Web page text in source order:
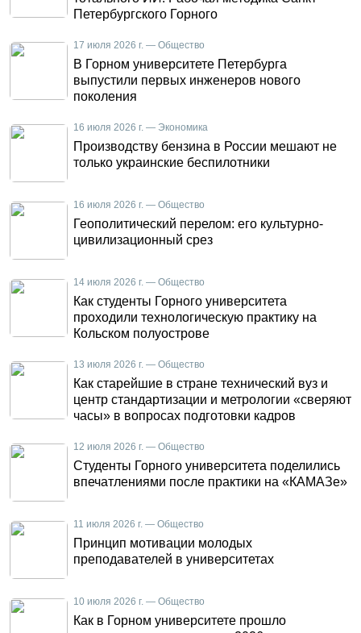
Петербургского Горного
17 июля 2026 г. — Общество
В Горном университете Петербурга
выпустили первых инженеров нового
поколения
16 июля 2026 г. — Экономика
Производству бензина в России мешают не
только украинские беспилотники
16 июля 2026 г. — Общество
Геополитический перелом: его культурно-
цивилизационный срез
14 июля 2026 г. — Общество
Как студенты Горного университета
проходили технологическую практику на
Кольском полуострове
13 июля 2026 г. — Общество
Как старейшие в стране технический вуз и
центр стандартизации и метрологии «сверяют
часы» в вопросах подготовки кадров
12 июля 2026 г. — Общество
Студенты Горного университета поделились
впечатлениями после практики на «КАМАЗе»
11 июля 2026 г. — Общество
Принцип мотивации молодых
преподавателей в университетах
10 июля 2026 г. — Общество
Как в Горном университете прошло